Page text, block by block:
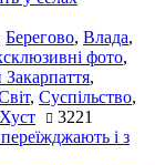
Берегово, Влада,
фото,
,
, Суспільство,
Хуст 3221